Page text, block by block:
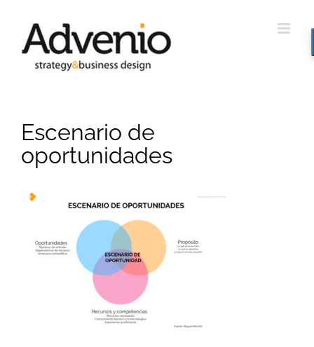
contenido
Escenario de
oportunidades